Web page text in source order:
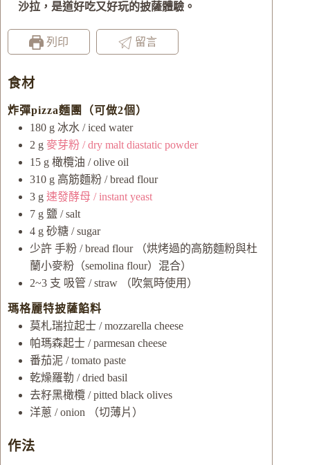
沙拉，是道好吃又好玩的披薩體驗。
列印 留言
食材
炸彈pizza麵團（可做2個）
180 g 冰水 / iced water
2 g 麥芽粉 / dry malt diastatic powder
15 g 橄欖油 / olive oil
310 g 高筋麵粉 / bread flour
3 g 速發酵母 / instant yeast
7 g 鹽 / salt
4 g 砂糖 / sugar
少許 手粉 / bread flour
（烘烤過的高筋麵粉與杜
蘭小麥粉（semolina flour）混合）
2~3 支 吸管 / straw （吹氣時使用）
瑪格麗特披薩餡料
莫札瑞拉起士 / mozzarella cheese
帕瑪森起士 / parmesan cheese
番茄泥 / tomato paste
乾燥羅勒 / dried basil
去籽黑橄欖 / pitted black olives
洋蔥 / onion
（切薄片）
作法